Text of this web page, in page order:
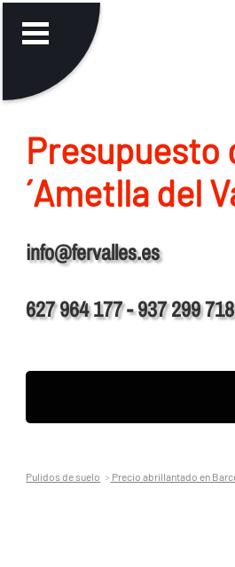
Presupuesto
´Ametlla del
info@fervalles.es
627 964 177 - 937 299 718
Pulidos de suelo Precio abrillantado en